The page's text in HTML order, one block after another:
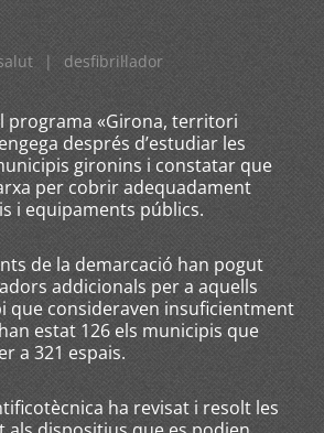
| desfibril·lador
programa «Girona, territori
després d’estudiar les
gironins i constatar que
per cobrir adequadament
i equipaments públics.
de la demarcació han pogut
addicionals per a aquells
que consideraven insuficientment
estat 126 els municipis que
a 321 espais.
ha revisat i resolt les